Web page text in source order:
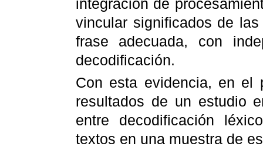
integración de
vincular significados de
frase adecuada, con
decodificación.
Con esta evidencia, en el
resultados de un estudio
entre decodificación
textos en una muestra de